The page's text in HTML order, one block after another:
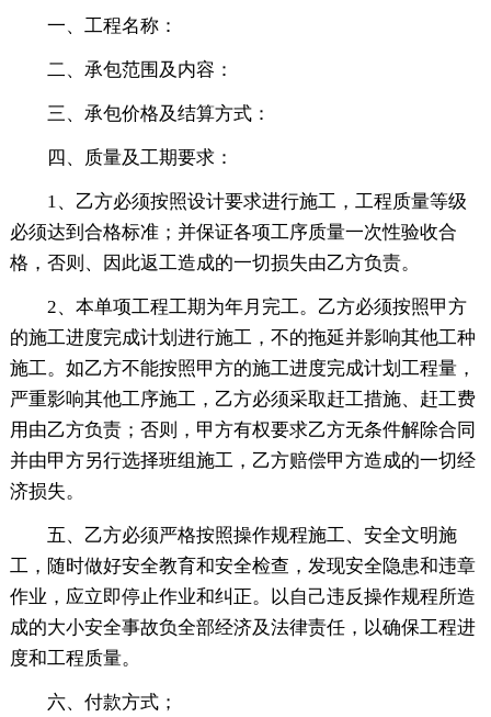
一、工程名称：
二、承包范围及内容：
三、承包价格及结算方式：
四、质量及工期要求：
1、乙方必须按照设计要求进行施工，工程质量等级
必须达到合格标准；并保证各项工序质量一次性验收合
格，否则、因此返工造成的一切损失由乙方负责。
2、本单项工程工期为年月完工。乙方必须按照甲方
的施工进度完成计划进行施工，不的拖延并影响其他工种
施工。如乙方不能按照甲方的施工进度完成计划工程量，
严重影响其他工序施工，乙方必须采取赶工措施、赶工费
用由乙方负责；否则，甲方有权要求乙方无条件解除合同
并由甲方另行选择班组施工，乙方赔偿甲方造成的一切经
济损失。
五、乙方必须严格按照操作规程施工、安全文明施
工，随时做好安全教育和安全检查，发现安全隐患和违章
作业，应立即停止作业和纠正。以自己违反操作规程所造
成的大小安全事故负全部经济及法律责任，以确保工程进
度和工程质量。
六、付款方式；